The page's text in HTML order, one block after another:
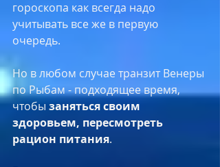
гороскопа как всегда надо
учитывать все же в первую
очередь.​
Но в любом случае транзит Венеры
по Рыбам - подходящее время,
чтобы заняться своим
здоровьем, пересмотреть
рацион питания. ​